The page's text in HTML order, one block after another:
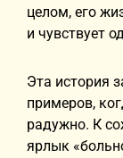
целом, его
и чувствует
Эта история
примеров,
радужно. К
ярлык